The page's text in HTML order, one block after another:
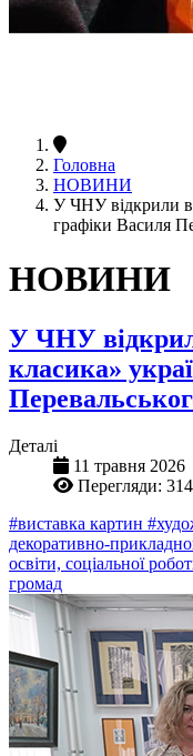
Головна
НОВИНИ
У ЧНУ відкрили
графіки Василя
НОВИНИ
У ЧНУ
класика»
Деталі
11 травня 2026
Перегляди: 314
#виставка картин
декоративно-
освіти, соціальної
громад